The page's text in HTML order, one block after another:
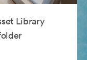
Library